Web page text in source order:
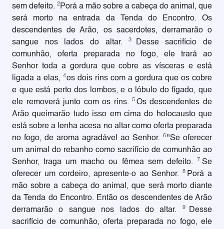
sem defeito. 2 Porá a mão sobre a cabeça do animal, que
será morto na entrada da Tenda do Encontro. Os
descendentes de Arão, os sacerdotes, derramarão o
sangue nos lados do altar.3
Desse sacrifício de
comunhão, oferta preparada no fogo, ele trará ao
Senhor toda a gordura que cobre as vísceras e está
ligada a elas, 4os dois rins com a gordura que os cobre
e que está perto dos lombos, e o lóbulo do fígado, que
ele removerá junto com os rins.5 Os descendentes de
Arão queimarão tudo isso em cima do holocausto que
está sobre a lenha acesa no altar como oferta preparada
no fogo, de aroma agradável ao Senhor. 6"Se oferecer
um animal do rebanho como sacrifício de comunhão ao
Senhor, traga um macho ou fêmea sem defeito.
7 Se
oferecer um cordeiro, apresente-o ao Senhor.8 Porá a
mão sobre a cabeça do animal, que será morto diante
da Tenda do Encontro. Então os descendentes de Arão
derramarão o sangue nos lados do altar.
9
Desse
sacrifício de comunhão, oferta preparada no fogo, ele